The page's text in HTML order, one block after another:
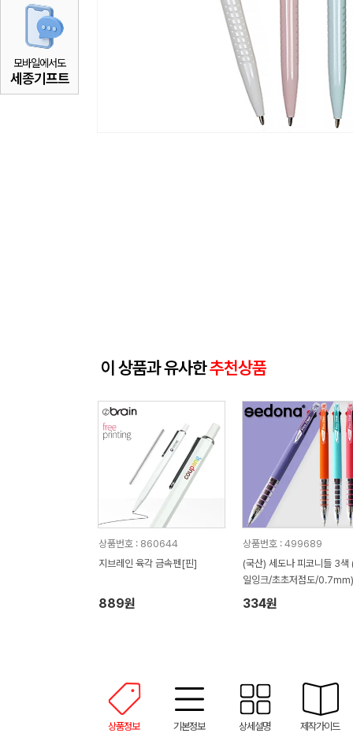
모바일에서도
세종기프트
이 상품과 유사한추천상품
상품번호 : 860644
지브레인 육각 금속펜[핀]
889원
상품번호 : 499689
(국산) 세도나 피코니들 3색
일잉크/초초저점도/0.7mm)
334원
상품정보 기본정보 상세설명 제작가이드